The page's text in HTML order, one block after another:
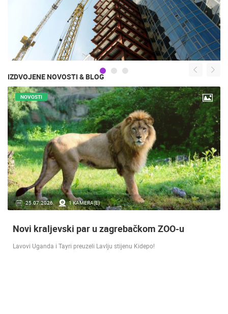
IZDVOJENE NOVOSTI & BLOG
16.07.2018. 9 KAMERA(E)
NOVOSTI
Doček Vatrenih u Zagrebu nakon osvojenog
srebra [ ZADAR - SPLIT 17.07 ]